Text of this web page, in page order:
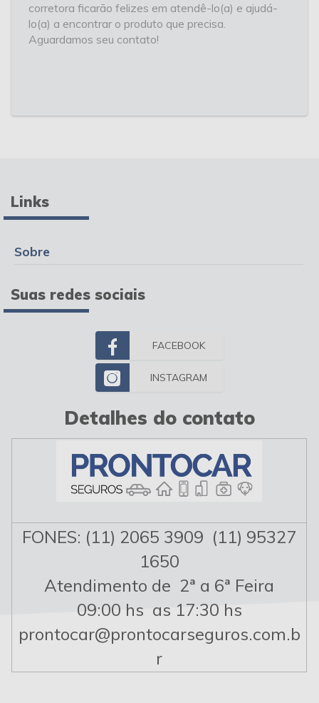
corretora ficarão felizes em atendê-lo(a) e ajudá-
lo(a) a encontrar o produto que precisa.
Aguardamos seu contato!
Links
Sobre
Suas redes sociais
FACEBOOK
INSTAGRAM
Detalhes do contato
FONES: (11) 2065 3909 (11) 95327
1650
Atendimento de 2ª a 6ª Feira
09:00 hs as 17:30 hs
prontocar@prontocarseguros.com.b
r